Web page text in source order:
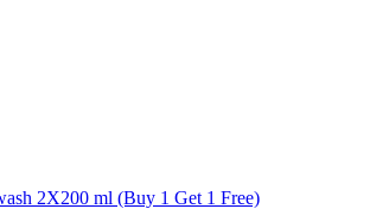
2X200 ml (Buy 1 Get 1 Free)